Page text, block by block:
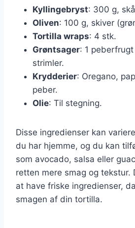
Kyllingebryst: 300 g,
Oliven: 100 g, skiver
Tortilla wraps: 4 stk.
Grøntsager: 1
strimler.
Krydderier: Oregano,
peber.
Olie: Til stegning.
Disse ingredienser kan
du har hjemme, og du kan
som avocado, salsa eller
retten mere smag og tekstur.
at have friske ingredienser,
smagen af din tortilla.